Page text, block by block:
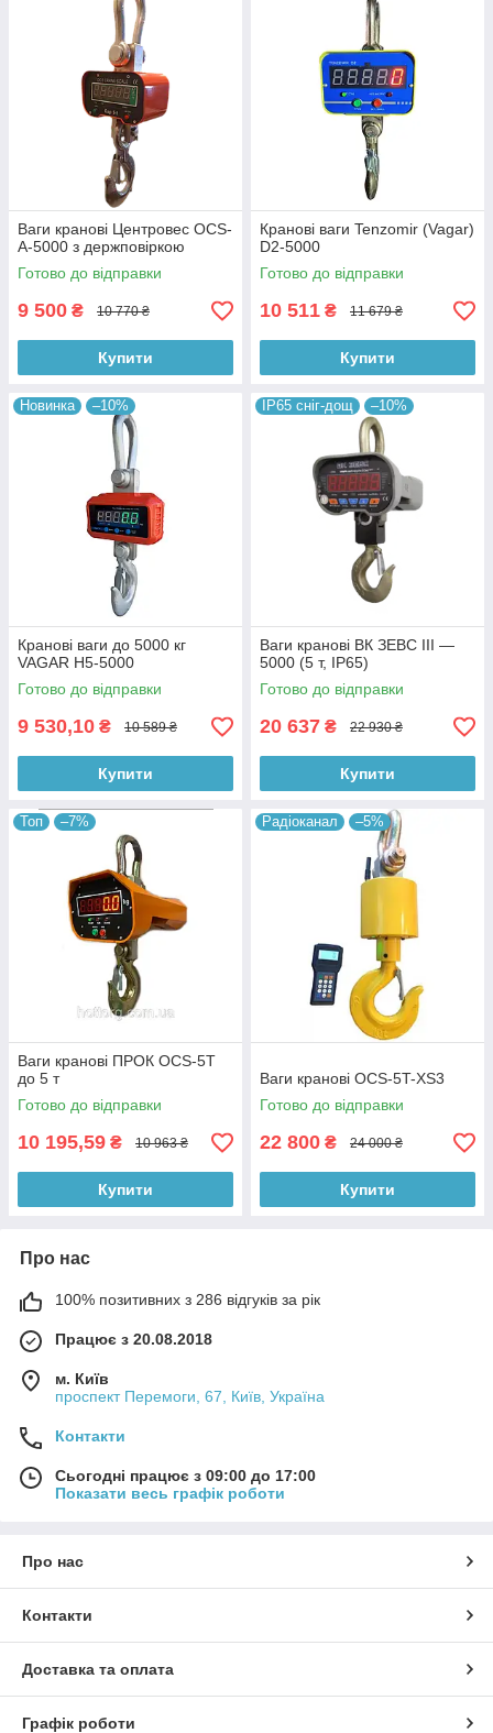
Ваги кранові Центровес OCS-
A-5000 з держповіркою
Готово до відправки
9 500 ₴ 10 770 ₴
Купити
Кранові ваги Tenzomir (Vagar)
D2-5000
Готово до відправки
10 511 ₴ 11 679 ₴
Купити
Новинка –10%
Кранові ваги до 5000 кг
VAGAR Н5-5000
Готово до відправки
9 530,10 ₴ 10 589 ₴
Купити
IP65 сніг-дощ –10%
Ваги кранові ВК ЗЕВС III —
5000 (5 т, IP65)
Готово до відправки
20 637 ₴ 22 930 ₴
Купити
Топ –7%
Ваги кранові ПРОК OCS-5T
до 5 т
Готово до відправки
10 195,59 ₴ 10 963 ₴
Купити
Радіоканал –5%
Ваги кранові OCS-5T-XS3
Готово до відправки
22 800 ₴ 24 000 ₴
Купити
Про нас
100% позитивних з 286 відгуків за рік
Працює з 20.08.2018
м. Київ
проспект Перемоги, 67, Київ, Україна
Контакти
Сьогодні працює з 09:00 до 17:00
Показати весь графік роботи
Про нас
Контакти
Доставка та оплата
Графік роботи